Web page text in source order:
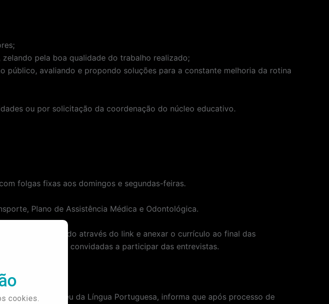
pela boa qualidade do trabalho realizado;
avaliando e propondo soluções para a constante melhoria da rotina
ou por solicitação da coordenação do núcleo educativo.
folgas fixas aos domingos e segundas-feiras.
Plano de Assistência Médica e Odontológica.
período indicado através do link e anexar o currículo ao final das
serão convidadas a participar das entrevistas.
Futebol e Museu da Língua Portuguesa, informa que após processo de